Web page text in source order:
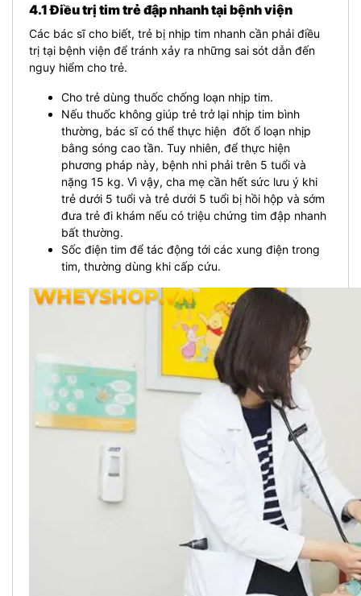
4.1 Điều trị tim trẻ đập nhanh tại bệnh viện
Các bác sĩ cho biết, trẻ bị nhịp tim nhanh cần phải điều
trị tại bệnh viện để tránh xảy ra những sai sót dẫn đến
nguy hiểm cho trẻ.
Cho trẻ dùng thuốc chống loạn nhịp tim.
Nếu thuốc không giúp trẻ trở lại nhịp tim bình
thường, bác sĩ có thể thực hiện đốt ổ loạn nhịp
bằng sóng cao tần. Tuy nhiên, để thực hiện
phương pháp này, bệnh nhi phải trên 5 tuổi và
nặng 15 kg. Vì vậy, cha mẹ cần hết sức lưu ý khi
trẻ dưới 5 tuổi và trẻ dưới 5 tuổi bị hồi hộp và sớm
đưa trẻ đi khám nếu có triệu chứng tim đập nhanh
bất thường.
Sốc điện tim để tác động tới các xung điện trong
tim, thường dùng khi cấp cứu.